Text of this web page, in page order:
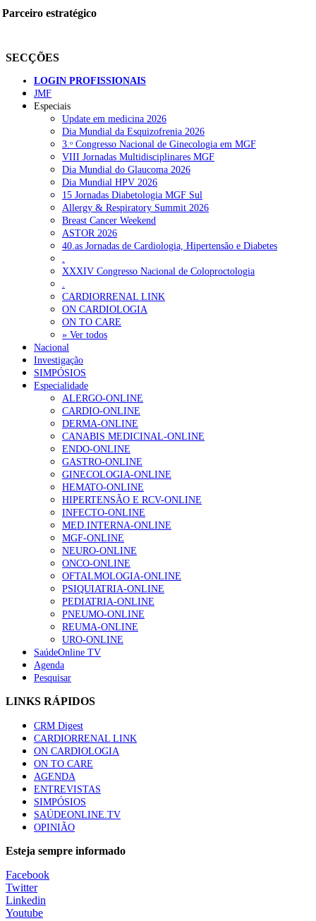
Parceiro estratégico
SECÇÕES
LOGIN PROFISSIONAIS
JMF
Especiais
Update em medicina 2026
Dia Mundial da Esquizofrenia 2026
3.ᵒ Congresso Nacional de Ginecologia em MGF
VIII Jornadas Multidisciplinares MGF
Dia Mundial do Glaucoma 2026
Dia Mundial HPV 2026
15 Jornadas Diabetologia MGF Sul
Allergy & Respiratory Summit 2026
Breast Cancer Weekend
ASTOR 2026
40.as Jornadas de Cardiologia, Hipertensão e Diabetes
.
XXXIV Congresso Nacional de Coloproctologia
.
CARDIORRENAL LINK
ON CARDIOLOGIA
ON TO CARE
» Ver todos
Nacional
Investigação
SIMPÓSIOS
Especialidade
ALERGO-ONLINE
CARDIO-ONLINE
DERMA-ONLINE
CANABIS MEDICINAL-ONLINE
ENDO-ONLINE
GASTRO-ONLINE
GINECOLOGIA-ONLINE
HEMATO-ONLINE
HIPERTENSÃO E RCV-ONLINE
INFECTO-ONLINE
MED.INTERNA-ONLINE
MGF-ONLINE
NEURO-ONLINE
ONCO-ONLINE
OFTALMOLOGIA-ONLINE
PSIQUIATRIA-ONLINE
PEDIATRIA-ONLINE
PNEUMO-ONLINE
REUMA-ONLINE
URO-ONLINE
SaúdeOnline TV
Agenda
Pesquisar
LINKS RÁPIDOS
CRM Digest
CARDIORRENAL LINK
ON CARDIOLOGIA
ON TO CARE
AGENDA
ENTREVISTAS
SIMPÓSIOS
SAÚDEONLINE.TV
OPINIÃO
Esteja sempre informado
Facebook
Twitter
Linkedin
Youtube